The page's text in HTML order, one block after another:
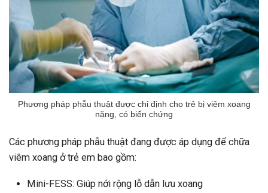
Phương pháp phẫu thuật được chỉ định cho trẻ bị viêm xoang
nặng, có biến chứng
Các phương pháp phẫu thuật đang được áp dụng để chữa
viêm xoang ở trẻ em bao gồm:
Mini-FESS: Giúp nới rộng lỗ dẫn lưu xoang